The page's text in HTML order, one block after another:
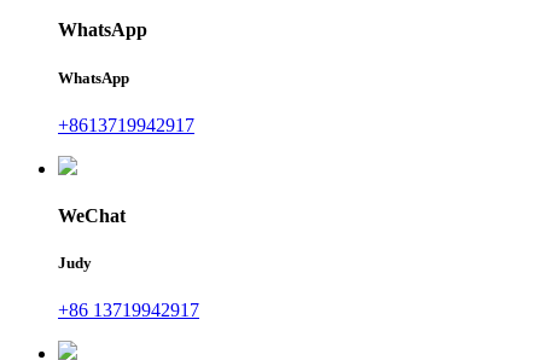
WhatsApp
WhatsApp
+8613719942917
WeChat
Judy
+86 13719942917